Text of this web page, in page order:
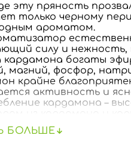
эту пряность
только черному
ароматом.
силу и нежность,
кардамона богаты
магний, фосфор,
крайне
активность и
кардамона –
из кардамона и
- эффективный
слюноотделение.
БОЛЬШЕ